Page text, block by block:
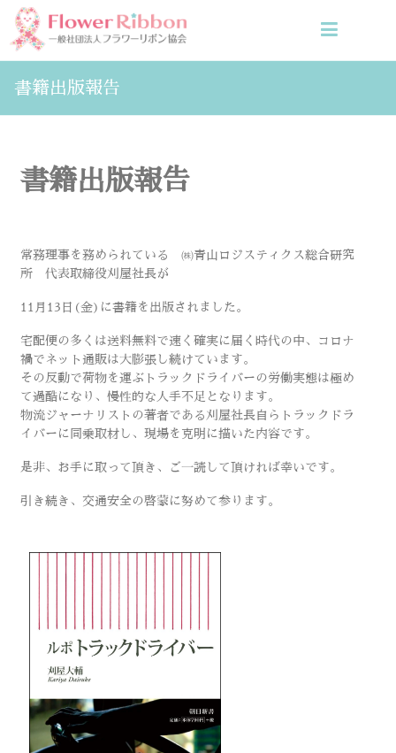
書籍出版報告
書籍出版報告
常務理事を務められている ㈱青山ロジスティクス総合研究
所 代表取締役刈屋社長が
11月13日(金)に書籍を出版されました。
宅配便の多くは送料無料で速く確実に届く時代の中、コロナ
禍でネット通販は大膨張し続けています。
その反動で荷物を運ぶトラックドライバーの労働実態は極め
て過酷になり、慢性的な人手不足となります。
物流ジャーナリストの著者である刈屋社長自らトラックドラ
イバーに同乗取材し、現場を克明に描いた内容です。
是非、お手に取って頂き、ご一読して頂ければ幸いです。
引き続き、交通安全の啓蒙に努めて参ります。